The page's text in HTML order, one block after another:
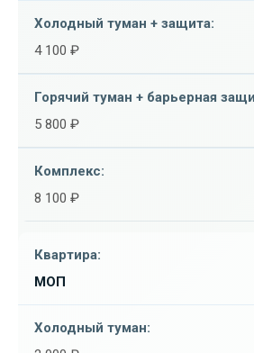
4 100 ₽
5 800 ₽
8 100 ₽
МОП